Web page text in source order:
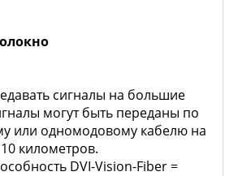
сигналы на большие
могут быть переданы по
или одномодовому кабелю на
километров.
DVI-Vision-Fiber =